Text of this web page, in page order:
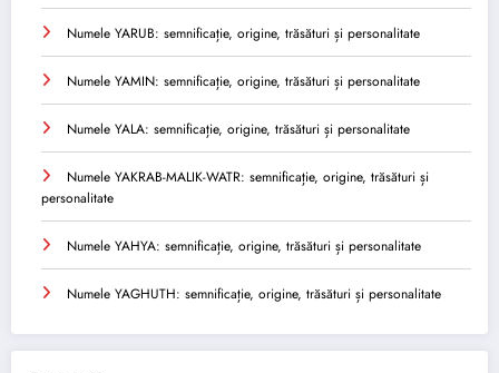
Numele YARUB: semnificație, origine, trăsături și personalitate
Numele YAMIN: semnificație, origine, trăsături și personalitate
Numele YALA: semnificație, origine, trăsături și personalitate
Numele YAKRAB-MALIK-WATR: semnificație, origine, trăsături și
personalitate
Numele YAHYA: semnificație, origine, trăsături și personalitate
Numele YAGHUTH: semnificație, origine, trăsături și personalitate